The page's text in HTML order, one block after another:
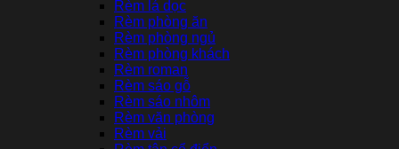
Rèm lá dọc
Rèm phòng ăn
Rèm phòng ngủ
Rèm phòng khách
Rèm roman
Rèm sáo gỗ
Rèm sáo nhôm
Rèm văn phòng
Rèm vải